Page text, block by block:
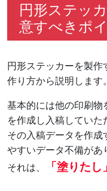
円形ステッ
意すべきポ
円形ステッカーを製
作り方から説明します。
基本的には他の印刷物
を作成し入稿していた
その入稿データを作成
やすいデータ不備があ
それは、
「塗りた